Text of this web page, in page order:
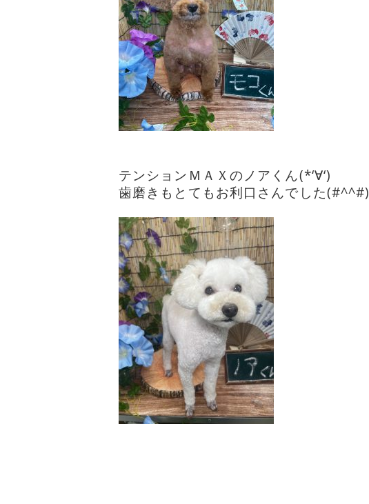
テンションＭＡＸのノアくん(*‘∀‘)
歯磨きもとてもお利口さんでした(#^^#)